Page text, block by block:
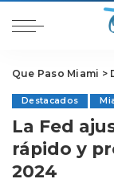
Que Paso Miami >
Destacados
La Fed
rápido y
2024